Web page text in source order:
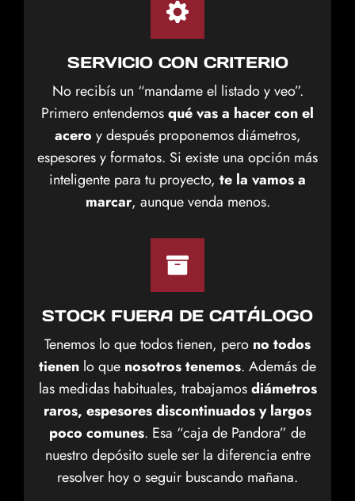
SERVICIO CON CRITERIO
No recibís un “mandame el listado y veo”.
Primero entendemosqué vas a hacer con el
acero y después proponemos diámetros,
espesores y formatos. Si existe una opción más
inteligente para tu proyecto, te la vamos a
marcar, aunque venda menos.
STOCK FUERA DE CATÁLOGO
Tenemos lo que todos tienen, pero no todos
tienen lo que nosotros tenemos. Además de
las medidas habituales, trabajamosdiámetros
raros, espesores discontinuados y largos
poco comunes. Esa “caja de Pandora” de
nuestro depósito suele ser la diferencia entre
resolver hoy o seguir buscando mañana.